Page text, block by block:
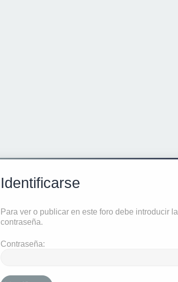
Identificarse
Para ver o publicar en este foro debe introducir la
contraseña.
Contraseña: